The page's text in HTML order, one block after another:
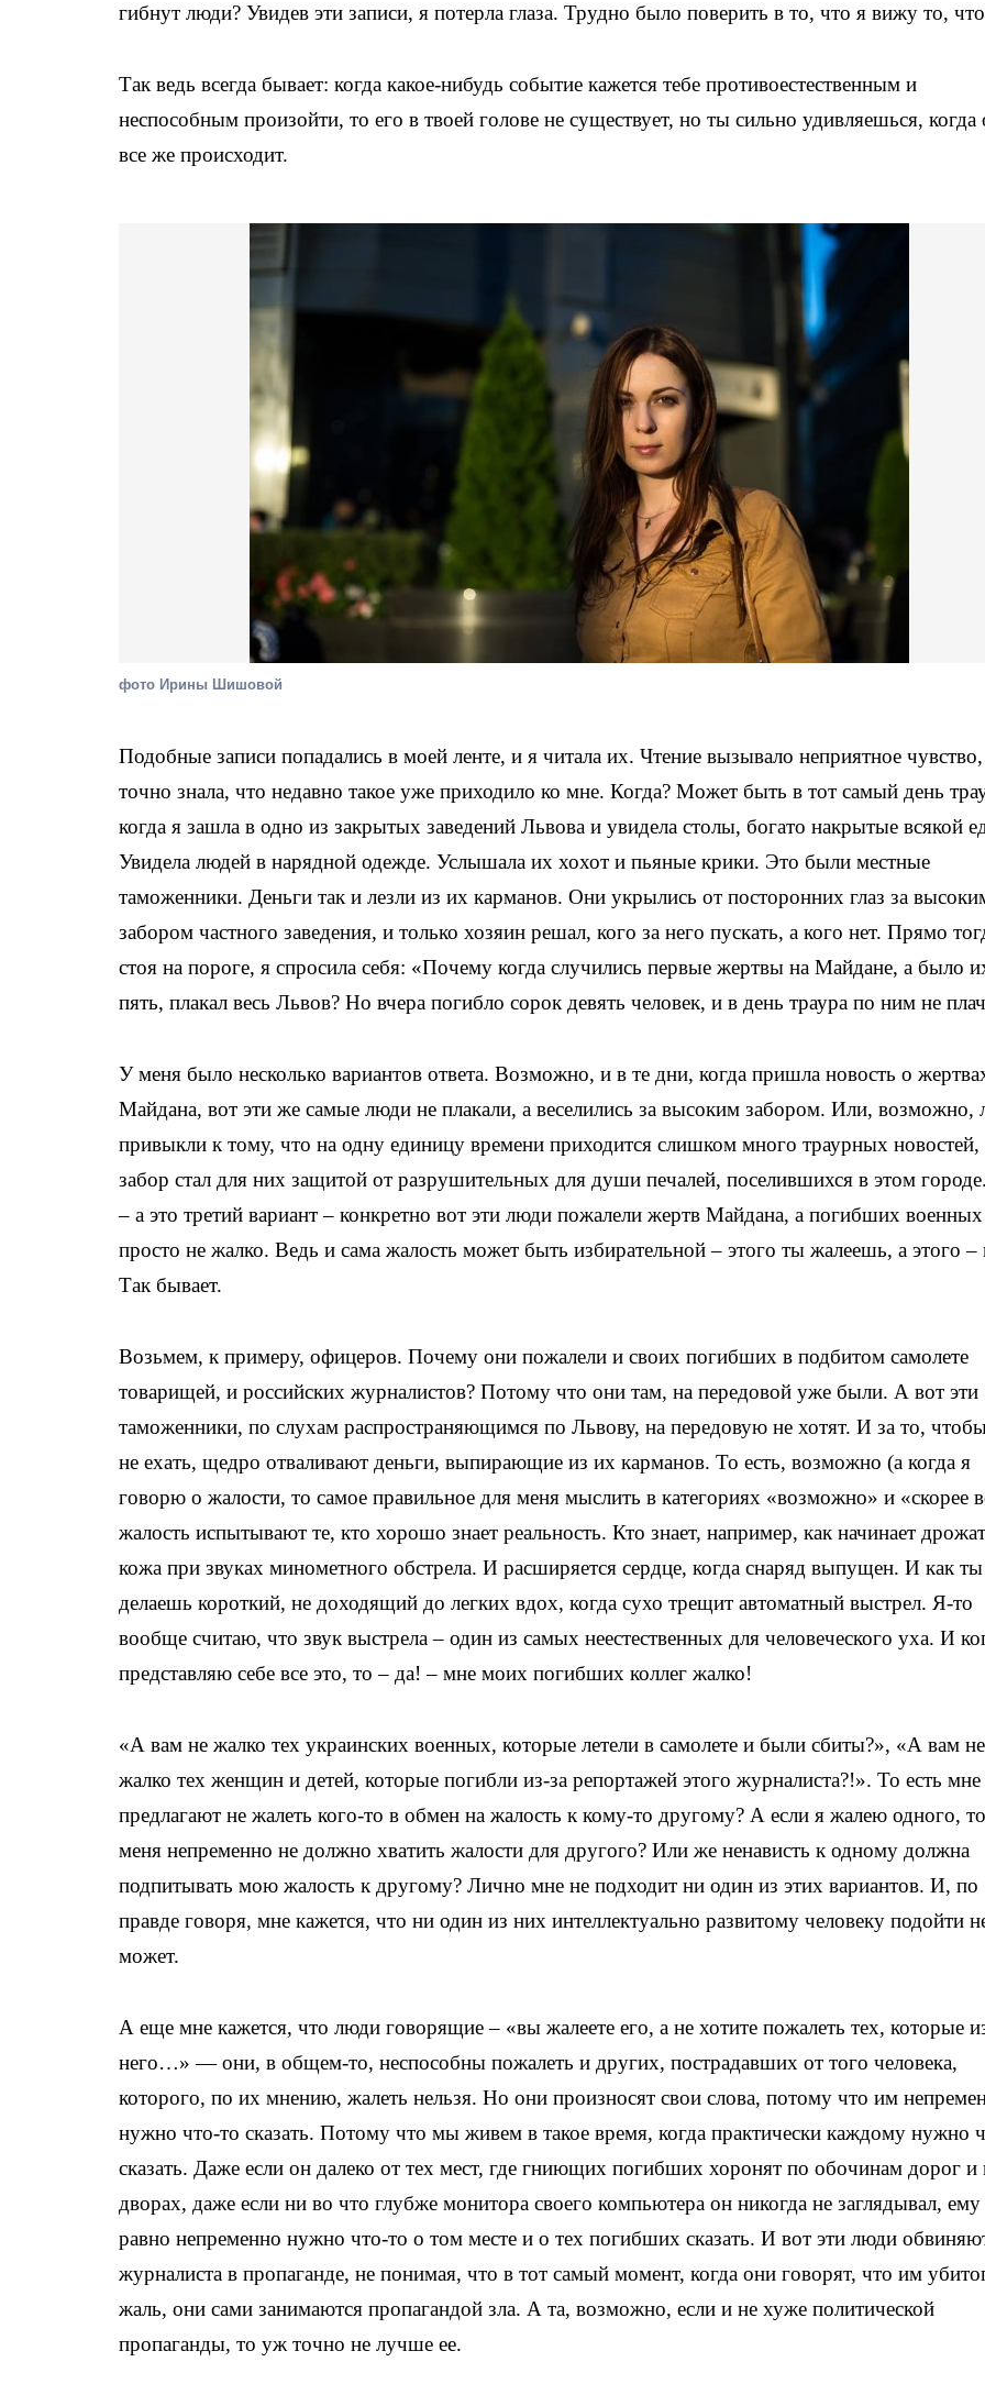
гибнут люди? Увидев эти записи, я потерла глаза. Трудно было поверить в то, что я вижу то,
Так ведь всегда бывает: когда какое-нибудь событие кажется тебе противоестественным и
неспособным произойти, то его в твоей голове не существует, но ты сильно удивляешься, когда
все же происходит.
фото Ирины Шишовой
Подобные записи попадались в моей ленте, и я читала их. Чтение вызывало неприятное
точно знала, что недавно такое уже приходило ко мне. Когда? Может быть в тот самый день
когда я зашла в одно из закрытых заведений Львова и увидела столы, богато накрытые всякой
Увидела людей в нарядной одежде. Услышала их хохот и пьяные крики. Это были местные
таможенники. Деньги так и лезли из их карманов. Они укрылись от посторонних глаз за
забором частного заведения, и только хозяин решал, кого за него пускать, а кого нет. Прямо
стоя на пороге, я спросила себя: «Почему когда случились первые жертвы на Майдане, а было
пять, плакал весь Львов? Но вчера погибло сорок девять человек, и в день траура по ним не
У меня было несколько вариантов ответа. Возможно, и в те дни, когда пришла новость о
Майдана, вот эти же самые люди не плакали, а веселились за высоким забором. Или, возможно,
привыкли к тому, что на одну единицу времени приходится слишком много траурных новостей,
забор стал для них защитой от разрушительных для души печалей, поселившихся в этом
– а это третий вариант – конкретно вот эти люди пожалели жертв Майдана, а погибших
просто не жалко. Ведь и сама жалость может быть избирательной – этого ты жалеешь, а этого –
Так бывает.
Возьмем, к примеру, офицеров. Почему они пожалели и своих погибших в подбитом самолете
товарищей, и российских журналистов? Потому что они там, на передовой уже были. А вот эти
таможенники, по слухам распространяющимся по Львову, на передовую не хотят. И за то,
не ехать, щедро отваливают деньги, выпирающие из их карманов. То есть, возможно (а когда я
говорю о жалости, то самое правильное для меня мыслить в категориях «возможно» и «скорее
жалость испытывают те, кто хорошо знает реальность. Кто знает, например, как начинает
кожа при звуках минометного обстрела. И расширяется сердце, когда снаряд выпущен. И как ты
делаешь короткий, не доходящий до легких вдох, когда сухо трещит автоматный выстрел. Я-то
вообще считаю, что звук выстрела – один из самых неестественных для человеческого уха. И
представляю себе все это, то – да! – мне моих погибших коллег жалко!
«А вам не жалко тех украинских военных, которые летели в самолете и были сбиты?», «А вам не
жалко тех женщин и детей, которые погибли из-за репортажей этого журналиста?!». То есть мне
предлагают не жалеть кого-то в обмен на жалость к кому-то другому? А если я жалею одного,
меня непременно не должно хватить жалости для другого? Или же ненависть к одному должна
подпитывать мою жалость к другому? Лично мне не подходит ни один из этих вариантов. И, по
правде говоря, мне кажется, что ни один из них интеллектуально развитому человеку подойти
может.
А еще мне кажется, что люди говорящие – «вы жалеете его, а не хотите пожалеть тех, которые
него…» — они, в общем-то, неспособны пожалеть и других, пострадавших от того человека,
которого, по их мнению, жалеть нельзя. Но они произносят свои слова, потому что им
нужно что-то сказать. Потому что мы живем в такое время, когда практически каждому нужно
сказать. Даже если он далеко от тех мест, где гниющих погибших хоронят по обочинам дорог и
дворах, даже если ни во что глубже монитора своего компьютера он никогда не заглядывал, ему
равно непременно нужно что-то о том месте и о тех погибших сказать. И вот эти люди
журналиста в пропаганде, не понимая, что в тот самый момент, когда они говорят, что им
жаль, они сами занимаются пропагандой зла. А та, возможно, если и не хуже политической
пропаганды, то уж точно не лучше ее.